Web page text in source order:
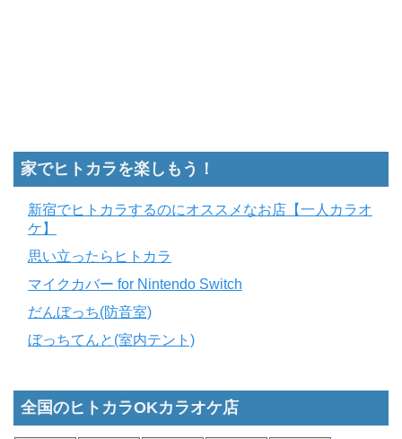
家でヒトカラを楽しもう！
新宿でヒトカラするのにオススメなお店【一人カラオ
ケ】
思い立ったらヒトカラ
マイクカバー for Nintendo Switch
だんぼっち(防音室)
ぼっちてんと(室内テント)
全国のヒトカラOKカラオケ店